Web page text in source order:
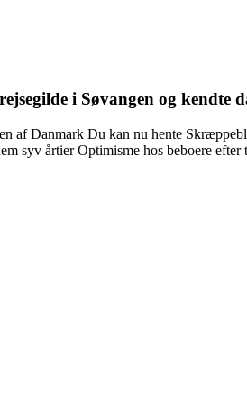
i Søvangen og kendte
af Danmark Du kan nu hente
syv årtier Optimisme hos beboere